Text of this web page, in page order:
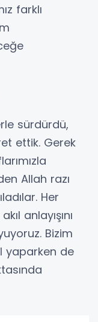
farklı
sürdürdü,
ettik. Gerek
Allah razı
Her
anlayışını
Bizim
yaparken de